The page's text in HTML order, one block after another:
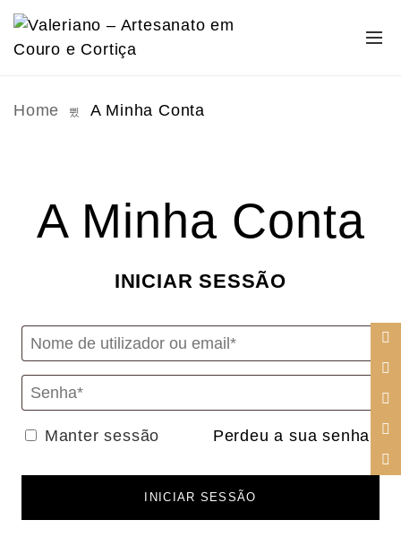
Home A Minha Conta
A Minha Conta
INICIAR SESSÃO
Manter sessão Perdeu a sua senha?
INICIAR SESSÃO